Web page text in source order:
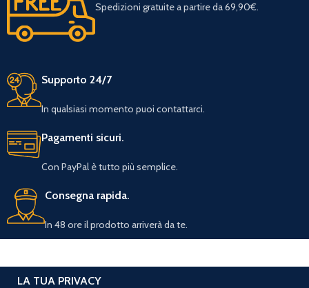
Spedizioni gratuite a partire da 69,90€.
Supporto 24/7
In qualsiasi momento puoi contattarci.
Pagamenti sicuri.
Con PayPal è tutto più semplice.
Consegna rapida.
In 48 ore il prodotto arriverà da te.
LA TUA PRIVACY